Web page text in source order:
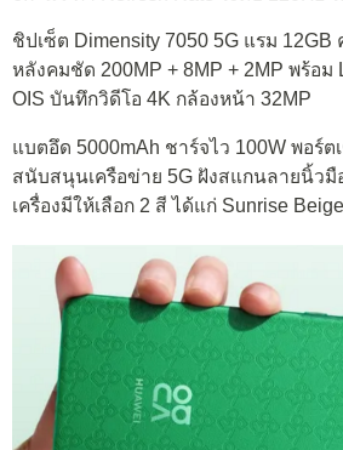
ชิปเซ็ต Dimensity 7050 5G แรม 12GB
หลังคมชัด 200MP + 8MP + 2MP พร้อ
OIS บันทึกวิดีโอ 4K กล้องหน้า 32MP
แบตอึด 5000mAh ชาร์จไว 100W พอร์ต
สนับสนุนเครือข่าย 5G ฝังสแกนลายนิ้ว
เครื่องมีให้เลือก 2 สี ได้แก่ Sunrise